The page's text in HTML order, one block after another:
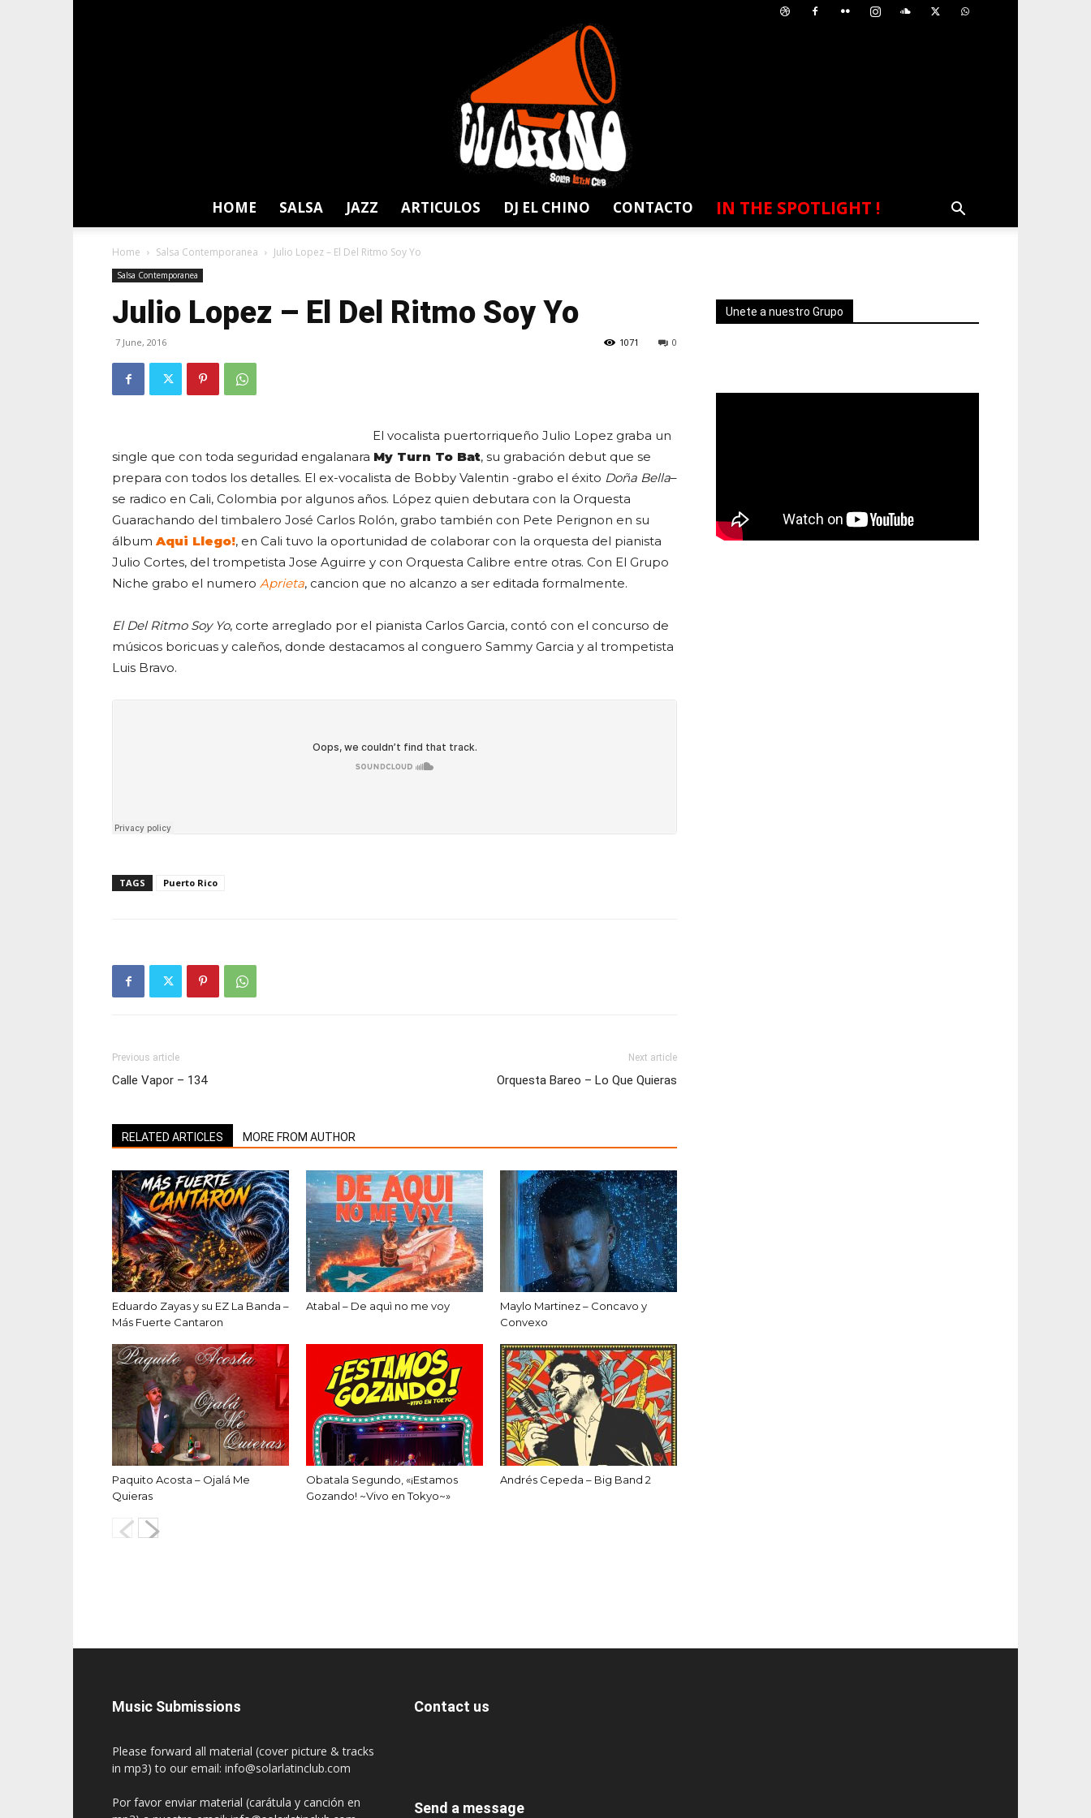
Club
HOME SALSA JAZZ ARTICULOS DJ EL CHINO CONTACTO IN THE SPOTLIGHT !
Home Salsa Contemporanea Julio Lopez – El Del Ritmo Soy Yo
Salsa Contemporanea
Julio Lopez – El Del Ritmo Soy Yo
7 June, 2016 0
1071
El vocalista puertorriqueño Julio Lopez graba un
single que con toda seguridad engalanara My Turn To Bat, su grabación debut que se
prepara con todos los detalles. El ex-vocalista de Bobby Valentin -grabo el éxito Doña Bella–
se radico en Cali, Colombia por algunos años. López quien debutara con la Orquesta
Guarachando del timbalero José Carlos Rolón, grabo también con Pete Perignon en su
álbum Aqui Llego!, en Cali tuvo la oportunidad de colaborar con la orquesta del pianista
Julio Cortes, del trompetista Jose Aguirre y con Orquesta Calibre entre otras. Con El Grupo
Niche grabo el numero Aprieta, cancion que no alcanzo a ser editada formalmente.
El Del Ritmo Soy Yo, corte arreglado por el pianista Carlos Garcia, contó con el concurso de
músicos boricuas y caleños, donde destacamos al conguero Sammy Garcia y al trompetista
Luis Bravo.
TAGS Puerto Rico
Previous article
Calle Vapor – 134
Next article
Orquesta Bareo – Lo Que Quieras
RELATED ARTICLES MORE FROM AUTHOR
Eduardo Zayas y su EZ La Banda –
Más Fuerte Cantaron
Atabal – De aquì no me voy
Maylo Martinez – Concavo y
Convexo
Paquito Acosta – Ojalá Me
Quieras
Obatala Segundo, «¡Estamos
Gozando! ~Vivo en Tokyo~»
Andrés Cepeda – Big Band 2
Unete a nuestro Grupo
Music Submissions
Please forward all material (cover picture & tracks
in mp3) to our email: info@solarlatinclub.com
Por favor enviar material (carátula y canción en
Contact us
Send a message